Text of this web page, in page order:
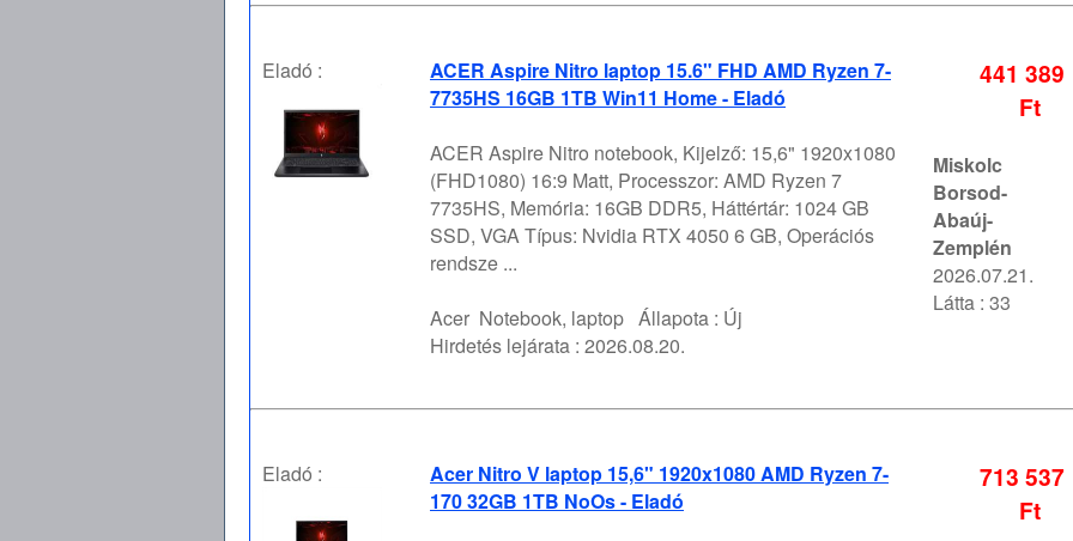
Eladó :
ACER Aspire Nitro laptop 15.6" FHD AMD Ryzen 7-
7735HS 16GB 1TB Win11 Home - Eladó
ACER Aspire Nitro notebook, Kijelző: 15,6" 1920x1080
(FHD1080) 16:9 Matt, Processzor: AMD Ryzen 7
7735HS, Memória: 16GB DDR5, Háttértár: 1024 GB
SSD, VGA Típus: Nvidia RTX 4050 6 GB, Operációs
rendsze ...
Acer Notebook, laptop Állapota : Új
Hirdetés lejárata : 2026.08.20.
441 389
Ft
Miskolc
Borsod-
Abaúj-
Zemplén
2026.07.21.
Látta : 33
Eladó :
Acer Nitro V laptop 15,6" 1920x1080 AMD Ryzen 7-
170 32GB 1TB NoOs - Eladó
713 537
Ft